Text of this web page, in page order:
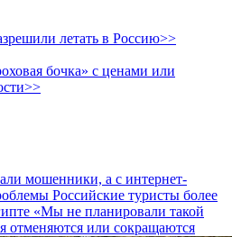
летать в Россию>>
бочка» с ценами или
мошенники, а с интернет-
Российские туристы более
«Мы не планировали такой
отменяются или сокращаются